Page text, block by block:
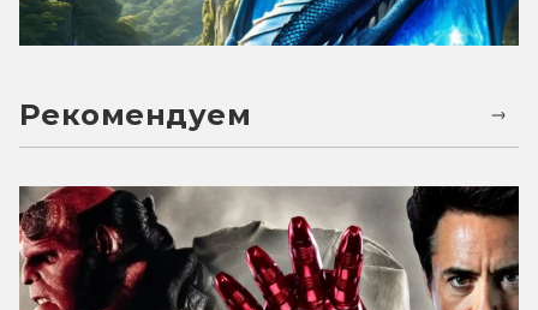
Рекомендуем